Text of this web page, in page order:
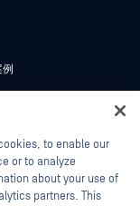
to enable our
or to analyze
about your use of
partners. This
assistant.
what's critical